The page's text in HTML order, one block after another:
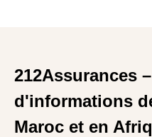
212Assurances
d'informations
Maroc et en